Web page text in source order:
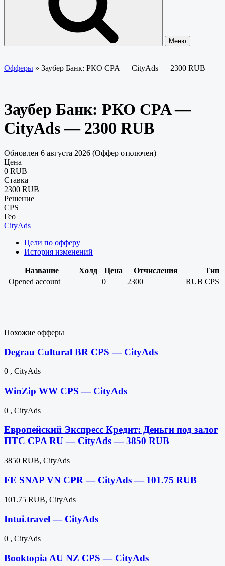
Меню
Офферы » Заубер Банк: РКО CPA — CityAds — 2300 RUB
Заубер Банк: РКО CPA —
CityAds — 2300 RUB
Обновлен 6 августа 2026 (Оффер отключен)
Цена
0 RUB
Ставка
2300 RUB
Решение
CPS
Гео
CityAds
Цели по офферу
История изменений
Название Холд Цена Отчисления
Тип
Opened account
0 2300 RUB CPS
Похожие офферы
Degrau Cultural BR CPS — CityAds
0 , CityAds
WinZip WW CPS — CityAds
0 , CityAds
Европейский Экспресс Кредит: Деньги под залог
ПТС CPA RU — CityAds — 3850 RUB
3850 RUB, CityAds
FE SNAP VN CPR — CityAds — 101.75 RUB
101.75 RUB, CityAds
Intui.travel — CityAds
0 , CityAds
Booktopia AU NZ CPS — CityAds